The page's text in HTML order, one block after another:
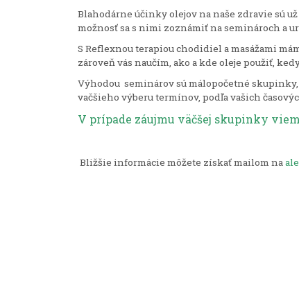
Blahodárne účinky olejov na naše zdravie sú
možnosť sa s nimi zoznámiť na seminároch a
S Reflexnou terapiou chodidiel a masážami
zároveň vás naučím, ako a kde oleje použiť,
Výhodou seminárov sú málopočetné
vačšieho výberu termínov, podľa vašich
V prípade záujmu väčšej skupinky
Bližšie informácie môžete získať mailom na